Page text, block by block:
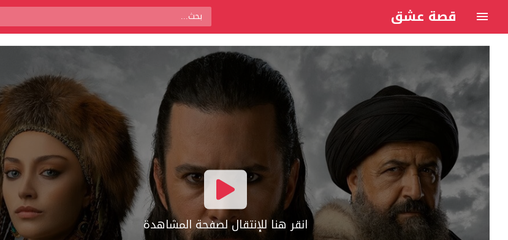
قصة عشق
انقر هنا للإنتقال لصفحة المشاهدة